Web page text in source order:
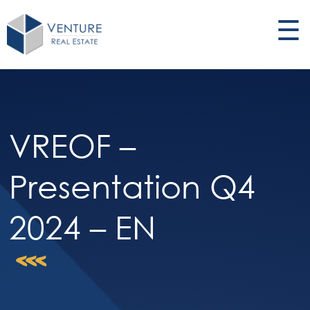
☰
VREOF –
Presentation Q4
2024 – EN
<<<